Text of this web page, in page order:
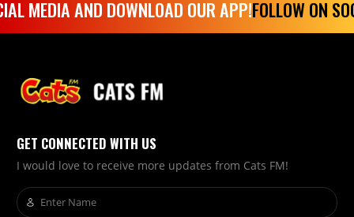
MEDIA AND DOWNLOAD OUR APP!FOLLOW ON
GET CONNECTED WITH US
I would love to receive more updates from Cats FM!